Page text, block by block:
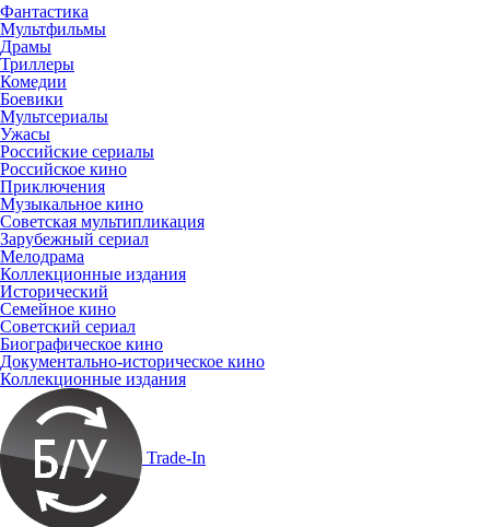
Фантастика
Мультфильмы
Драмы
Триллеры
Комедии
Боевики
Мультсериалы
Ужасы
Российские сериалы
Российское кино
Приключения
Музыкальное кино
Советская мультипликация
Зарубежный сериал
Мелодрама
Коллекционные издания
Исторический
Семейное кино
Советский сериал
Биографическое кино
Документально-историческое кино
Коллекционные издания
Trade-In